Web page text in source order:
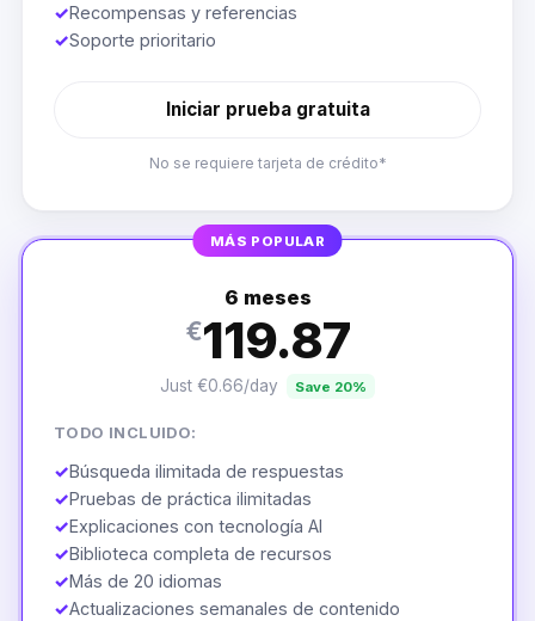
✓Recompensas y referencias
✓Soporte prioritario
Iniciar prueba gratuita
No se requiere tarjeta de crédito*
MÁS POPULAR
6 meses
€119.87
Just €0.66/day Save 20%
TODO INCLUIDO:
✓Búsqueda ilimitada de respuestas
✓Pruebas de práctica ilimitadas
✓Explicaciones con tecnología AI
✓Biblioteca completa de recursos
✓Más de 20 idiomas
✓Actualizaciones semanales de contenido